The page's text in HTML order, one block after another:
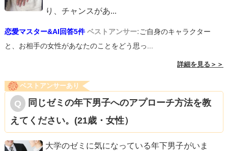
り、チャンスがあ...
恋愛マスター&AI回答5件 ベストアンサー:ご自身のキャラクター
と、お相手の女性があなたのことをどう思っ...
詳細を見る＞＞
ベストアンサーあり
同じゼミの年下男子へのアプローチ方法を教
えてください。(21歳・女性）
大学のゼミに気になっている年下男子がいま